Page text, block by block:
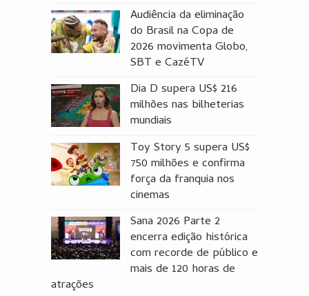
Audiência da eliminação
do Brasil na Copa de
2026 movimenta Globo,
SBT e CazéTV
Dia D supera US$ 216
milhões nas bilheterias
mundiais
Toy Story 5 supera US$
750 milhões e confirma
força da franquia nos
cinemas
Sana 2026 Parte 2
encerra edição histórica
com recorde de público e
mais de 120 horas de
atrações